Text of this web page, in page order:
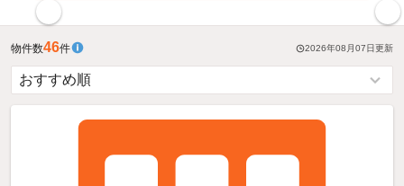
物件数46件 2026年08月07日更新